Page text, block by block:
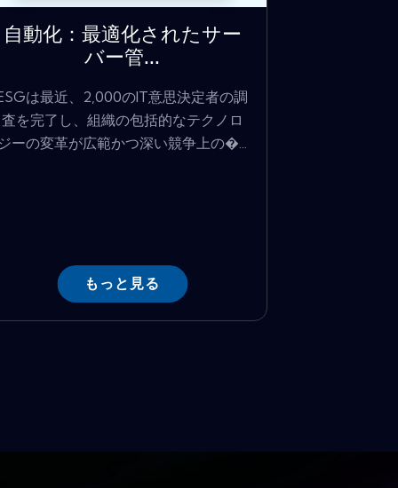
自動化：最適化されたサー
バー管...
は最近、2,000のIT意思決定者の調
査を完了し、組織の包括的なテクノロ
ーの変革が広範かつ深い競争上の�...
もっと見る